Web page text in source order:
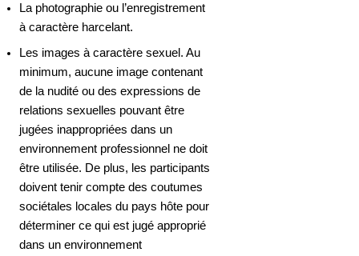
La photographie ou l’enregistrement
à caractère harcelant.
Les images à caractère sexuel. Au
minimum, aucune image contenant
de la nudité ou des expressions de
relations sexuelles pouvant être
jugées inappropriées dans un
environnement professionnel ne doit
être utilisée. De plus, les participants
doivent tenir compte des coutumes
sociétales locales du pays hôte pour
déterminer ce qui est jugé approprié
dans un environnement